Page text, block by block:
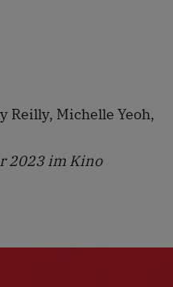
Reilly, Michelle Yeoh,
2023 im Kino